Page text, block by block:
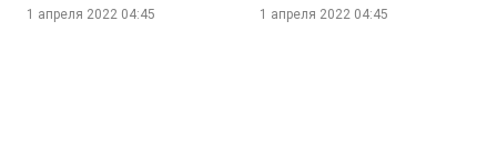
1 апреля 2022 04:45
— спортивная семья»
1 апреля 2022 04:45